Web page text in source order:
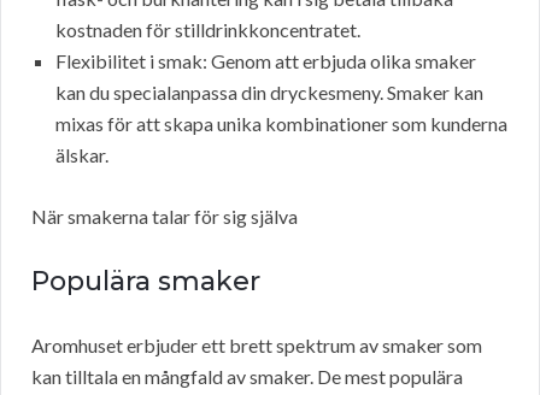
kostnaden för stilldrinkkoncentratet.
Flexibilitet i smak: Genom att erbjuda olika smaker
kan du specialanpassa din dryckesmeny. Smaker kan
mixas för att skapa unika kombinationer som kunderna
älskar.
När smakerna talar för sig själva
Populära smaker
Aromhuset erbjuder ett brett spektrum av smaker som
kan tilltala en mångfald av smaker. De mest populära